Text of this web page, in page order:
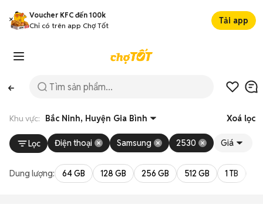
Voucher KFC đến 100k
Chỉ có trên app Chợ Tốt
Tải app
Khu vực: Bắc Ninh, Huyện Gia Bình Xoá lọc
Lọc Điện thoại Samsung 2530 Giá
Dung lượng: 64 GB 128 GB 256 GB 512 GB 1 TB